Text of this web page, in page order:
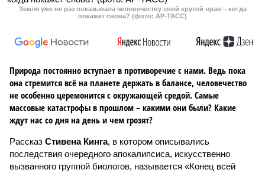
Земля уже не раз показывала человечеству свой крутой нрав – когда
покажет снова? (фото: АР-ТАСС)
Природа постоянно вступает в противоречие с нами. Ведь пока
она стремится всё на планете держать в балансе, человечество
не особенно церемонится с окружающей средой. Самые
массовые катастрофы в прошлом – какими они были? Какие
ждут нас со дня на день и чем грозят?
Рассказ Стивена Кинга, в котором описывались
последствия очередного апокалипсиса, искусственно
вызванного группой биологов, называется «Конец всей